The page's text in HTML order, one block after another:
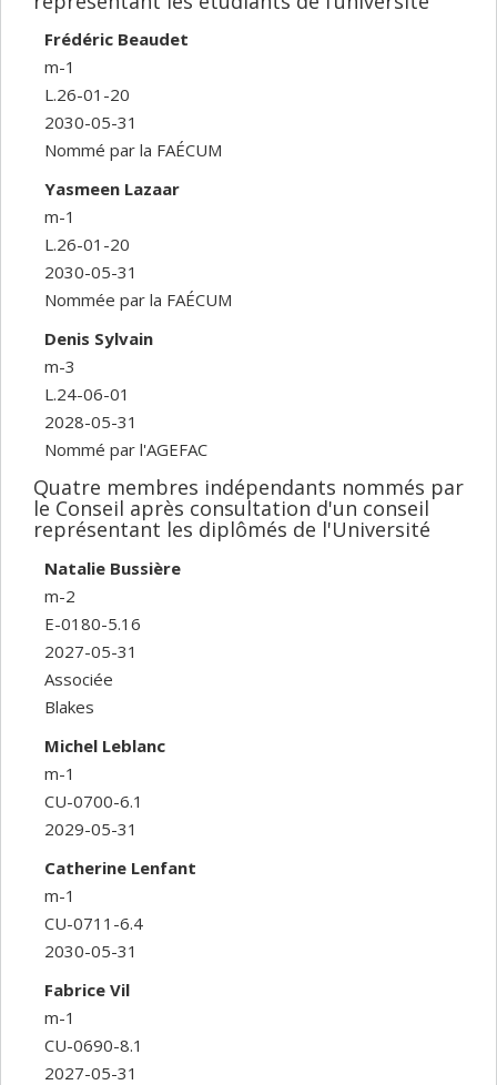
Frédéric Beaudet
m-1
L.26-01-20
2030-05-31
Nommé par la FAÉCUM
Yasmeen Lazaar
m-1
L.26-01-20
2030-05-31
Nommée par la FAÉCUM
Denis Sylvain
m-3
L.24-06-01
2028-05-31
Nommé par l'AGEFAC
Quatre membres indépendants nommés par
le Conseil après consultation d'un conseil
représentant les diplômés de l'Université
Natalie Bussière
m-2
E-0180-5.16
2027-05-31
Associée
Blakes
Michel Leblanc
m-1
CU-0700-6.1
2029-05-31
Catherine Lenfant
m-1
CU-0711-6.4
2030-05-31
Fabrice Vil
m-1
CU-0690-8.1
2027-05-31